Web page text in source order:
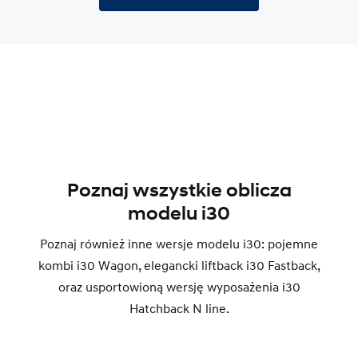
Poznaj wszystkie oblicza
modelu i30
Poznaj również inne wersje modelu i30: pojemne
kombi i30 Wagon, elegancki liftback i30 Fastback,
oraz usportowioną wersję wyposażenia i30
Hatchback N line.